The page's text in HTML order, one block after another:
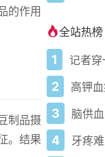
的作用
制品摄
。结果
全站热榜
1
2 高钾
3
4